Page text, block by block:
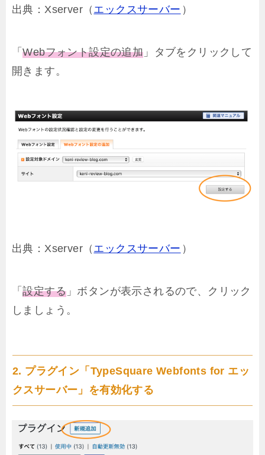
出典：Xserver（ エックスサーバー ）
「Webフォント設定の追加 」タブをクリックして
開きます。
出典：Xserver（ エックスサーバー ）
「設定する 」ボタンが表示されるので、クリック
しましょう。
2. プラグイン「TypeSquare Webfonts for エッ
クスサーバー」を有効化する